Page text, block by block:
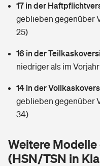
Wer versichert was: Jetzt
Sie haben Fragen?
Mietkautionsversicherung
Restkreditversicherung
Tools
Hochwasser-Check: Wie
Kinderinvalidität
Hundehalter-Haftpflicht
Handyversicherung
Private Cyberversicherung
Tierkrankenversicherung
Zur Übersicht
Tools
Wer versichert was: Jetzt
Rentenrechner: Wie viel
17 in der
geblieben gegenüber
25)
16 in der
niedriger als im
14 in der
geblieben gegenüber
34)
Weitere Modelle
(HSN/TSN in